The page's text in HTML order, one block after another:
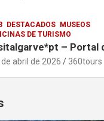
DESTACADOS MUSEOS
DE TURISMO
– Portal
de abril de 2026 360tours